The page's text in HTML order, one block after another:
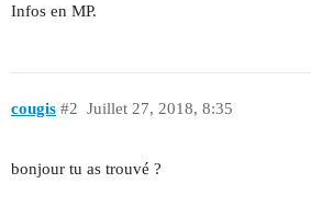
Infos en MP.
cougis Juillet 27, 2018, 8:35
#2
bonjour tu as trouvé ?